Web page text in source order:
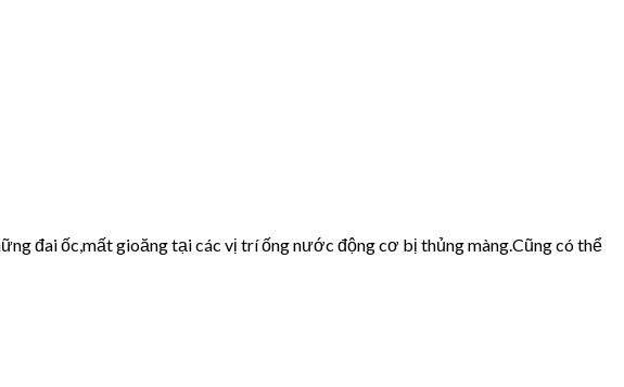
đai ốc,mất gioăng tại các vị trí ống nước động cơ bị thủng màng.Cũng có thể